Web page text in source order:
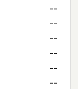
--
--
--
--
--
--